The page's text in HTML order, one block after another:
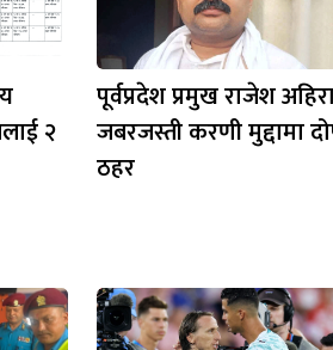
२
पूर्वप्रदेश प्रमुख राजेश
जबरजस्ती करणी मुद्दामा
ठहर